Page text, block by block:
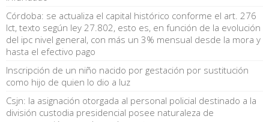
Córdoba: se actualiza el capital histórico conforme el art. 276
lct, texto según ley 27.802, esto es, en función de la evolución
del ipc nivel general, con más un 3% mensual desde la mora y
hasta el efectivo pago
Inscripción de un niño nacido por gestación por sustitución
como hijo de quien lo dio a luz
Csjn: la asignación otorgada al personal policial destinado a la
división custodia presidencial posee naturaleza de